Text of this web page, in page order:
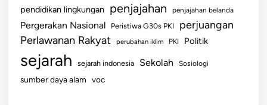
pendidikan lingkungan penjajahan penjajahan belanda
Pergerakan Nasional Peristiwa G30s PKI perjuangan
Perlawanan Rakyat perubahan iklim PKI Politik
sejarah sejarah indonesia Sekolah Sosiologi
sumber daya alam voc